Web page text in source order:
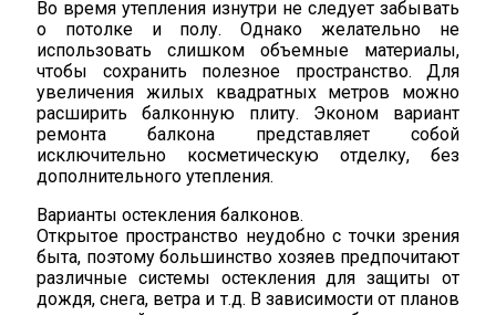
Во время утепления изнутри не следует забывать
о потолке и полу. Однако желательно не
использовать слишком объемные материалы,
чтобы сохранить полезное пространство. Для
увеличения жилых квадратных метров можно
расширить балконную плиту. Эконом вариант
ремонта балкона представляет собой
исключительно косметическую отделку, без
дополнительного утепления.
Варианты остекления балконов.
Открытое пространство неудобно с точки зрения
быта, поэтому большинство хозяев предпочитают
различные системы остекления для защиты от
дождя, снега, ветра и т.д. В зависимости от планов